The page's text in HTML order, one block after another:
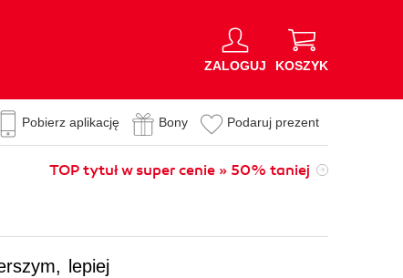
ZALOGUJ KOSZYK
Pobierz aplikację Bony Podaruj prezent
TOP tytuł w super cenie » 50% taniej
lepiej